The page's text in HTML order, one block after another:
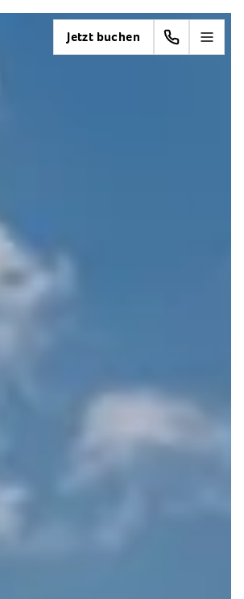
Jetzt buchen